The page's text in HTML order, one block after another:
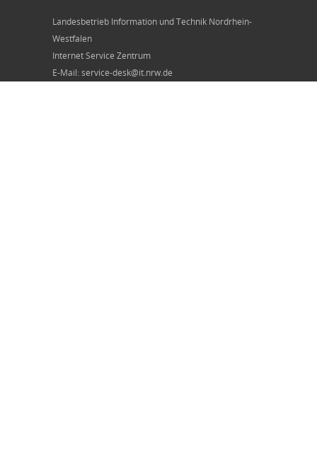
Landesbetrieb Information und Technik Nordrhein-
Westfalen
Internet Service Zentrum
E-Mail: service-desk@it.nrw.de